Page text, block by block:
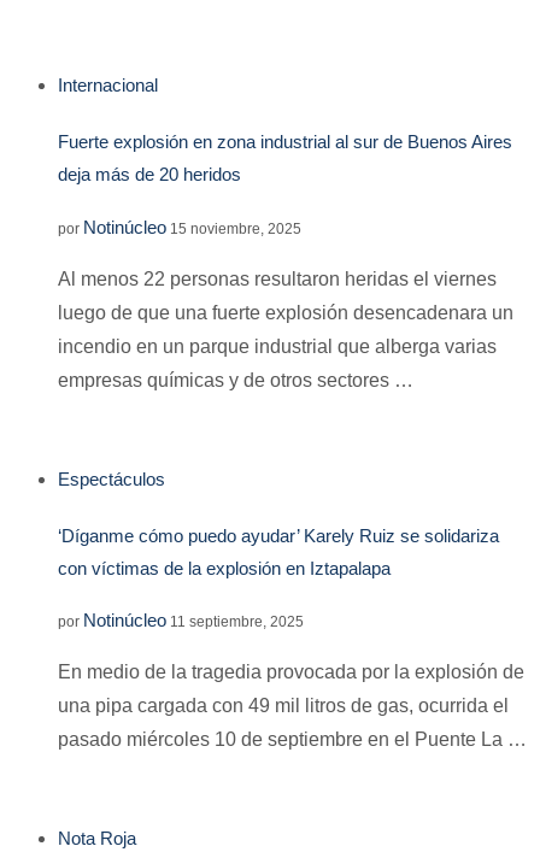
Internacional
Fuerte explosión en zona industrial al sur de Buenos Aires
deja más de 20 heridos
por Notinúcleo 15 noviembre, 2025
Al menos 22 personas resultaron heridas el viernes
luego de que una fuerte explosión desencadenara un
incendio en un parque industrial que alberga varias
empresas químicas y de otros sectores …
Espectáculos
‘Díganme cómo puedo ayudar’ Karely Ruiz se solidariza
con víctimas de la explosión en Iztapalapa
por Notinúcleo 11 septiembre, 2025
En medio de la tragedia provocada por la explosión de
una pipa cargada con 49 mil litros de gas, ocurrida el
pasado miércoles 10 de septiembre en el Puente La …
Nota Roja